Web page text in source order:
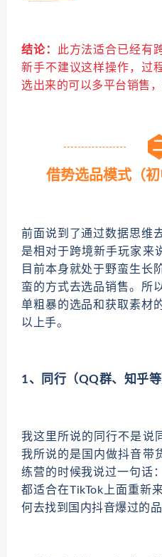
结论：
此方法适合已经有
新手不建议这样操作，过
选出来的可以多平台销售
借势选品模式（初
前面说到了通过数据思维
是相对于跨境新手玩家来
目前本身就处于野蛮生长
蛮的方式去选品销售。所
单粗暴的选品和获取素材
以上手。
1、同行（QQ群、知乎
我这里所说的同行不是说
我所说的是国内做抖音带
练营的时候我说过一句话
都适合在TikTok上面重新
何去找到国内抖音爆过的品